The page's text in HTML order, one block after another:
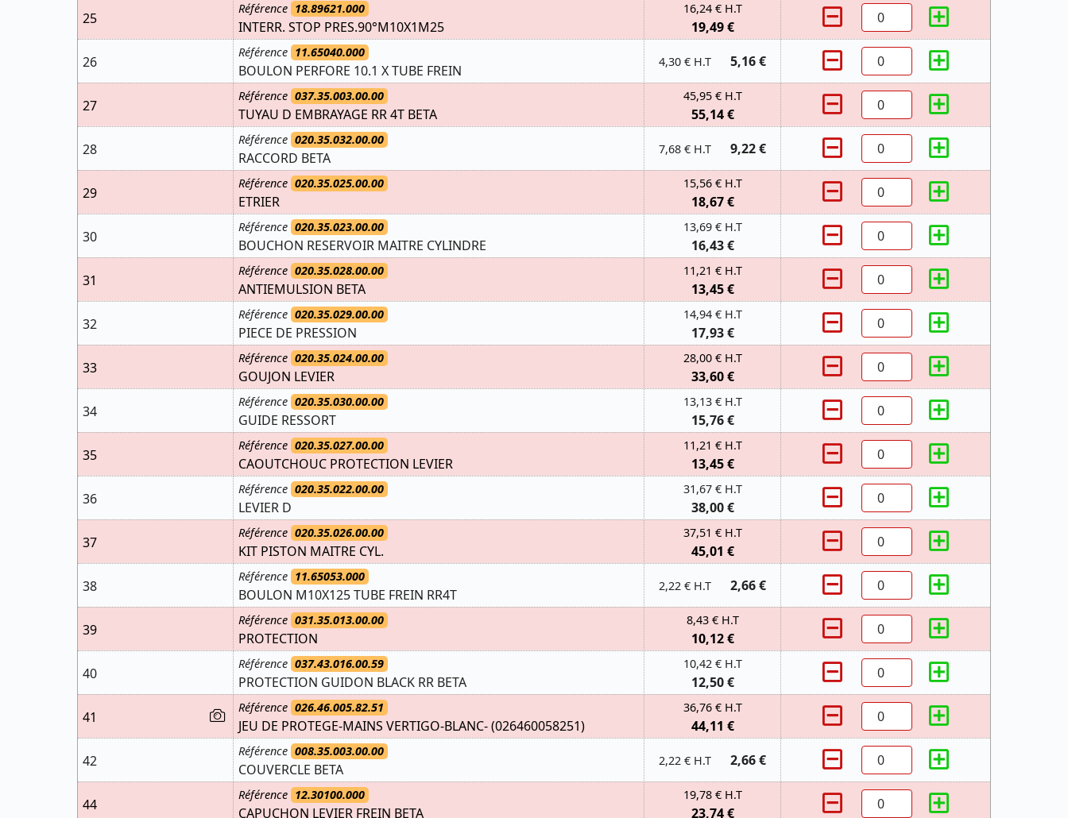
25
Référence 18.89621.000
INTERR. STOP PRES.90°M10X1M25
16,24 € H.T
19,49 €
26
Référence 11.65040.000
BOULON PERFORE 10.1 X TUBE FREIN
4,30 € H.T 5,16 €
27
Référence 037.35.003.00.00
TUYAU D EMBRAYAGE RR 4T BETA
45,95 € H.T
55,14 €
28
Référence 020.35.032.00.00
RACCORD BETA
7,68 € H.T 9,22 €
29
Référence 020.35.025.00.00
ETRIER
15,56 € H.T
18,67 €
30
Référence 020.35.023.00.00
BOUCHON RESERVOIR MAITRE CYLINDRE
13,69 € H.T
16,43 €
31
Référence 020.35.028.00.00
ANTIEMULSION BETA
11,21 € H.T
13,45 €
32
Référence 020.35.029.00.00
PIECE DE PRESSION
14,94 € H.T
17,93 €
33
Référence 020.35.024.00.00
GOUJON LEVIER
28,00 € H.T
33,60 €
34
Référence 020.35.030.00.00
GUIDE RESSORT
13,13 € H.T
15,76 €
35
Référence 020.35.027.00.00
CAOUTCHOUC PROTECTION LEVIER
11,21 € H.T
13,45 €
36
Référence 020.35.022.00.00
LEVIER D
31,67 € H.T
38,00 €
37
Référence 020.35.026.00.00
KIT PISTON MAITRE CYL.
37,51 € H.T
45,01 €
38
Référence 11.65053.000
BOULON M10X125 TUBE FREIN RR4T
2,22 € H.T 2,66 €
39
Référence 031.35.013.00.00
PROTECTION
8,43 € H.T
10,12 €
40
Référence 037.43.016.00.59
PROTECTION GUIDON BLACK RR BETA
10,42 € H.T
12,50 €
41
Référence 026.46.005.82.51
JEU DE PROTEGE-MAINS VERTIGO-BLANC- (026460058251)
36,76 € H.T
44,11 €
42
Référence 008.35.003.00.00
COUVERCLE BETA
2,22 € H.T 2,66 €
44
Référence 12.30100.000
CAPUCHON LEVIER FREIN BETA
19,78 € H.T
23,74 €